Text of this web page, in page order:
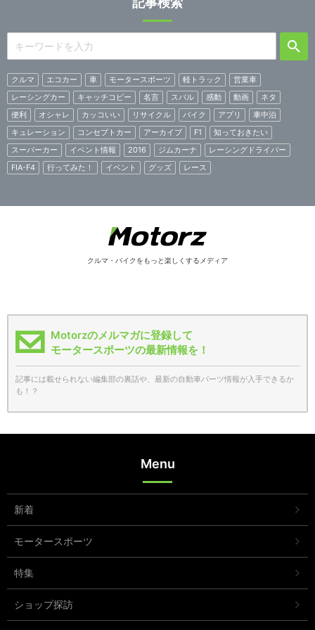
クルマ エコカー 車 モータースポーツ 軽トラック
営業車
レーシングカー
キャッチコピー 名言 スバル 感動 動画
ネタ
便利
オシャレ カッコいい リサイクル バイク アプリ
車中泊
キュレーション
コンセプトカー アーカイブ F1
知っておきたい
スーパーカー
イベント情報 2016 ジムカーナ
レーシングドライバー
FIA-F4
行ってみた！ イベント グッズ レース
クルマ・バイクをもっと楽しくするメディア
Motorzのメルマガに登録して
モータースポーツの最新情報を！
記事には載せられない編集部の裏話や、最新の自動車パーツ情報が入手できるか
も！？
Menu
新着
モータースポーツ
特集
ショップ探訪